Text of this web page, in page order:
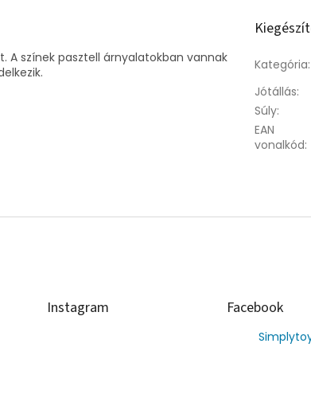
színek pasztell árnyalatokban vannak
Kategória:
Jótállás:
Súly:
EAN
vonalkód:
Instagram Facebook